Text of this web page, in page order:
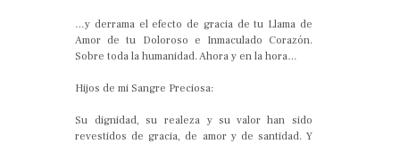
…y derrama el efecto de gracia de tu Llama de
Amor de tu Doloroso e Inmaculado Corazón.
Sobre toda la humanidad. Ahora y en la hora…
Hijos de mi Sangre Preciosa:
Su dignidad, su realeza y su valor han sido
revestidos de gracia, de amor y de santidad. Y